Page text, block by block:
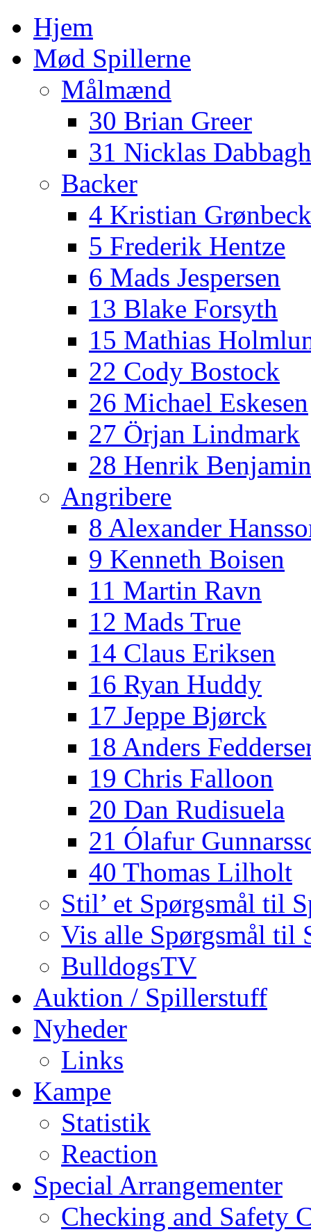
Hjem
Mød Spillerne
Målmænd
30 Brian Greer
31 Nicklas Dabbagh
Backer
4 Kristian
5 Frederik Hentze
6 Mads Jespersen
13 Blake Forsyth
15 Mathias
22 Cody Bostock
26 Michael Eskesen
27 Örjan Lindmark
28 Henrik
Angribere
8 Alexander
9 Kenneth Boisen
11 Martin Ravn
12 Mads True
14 Claus Eriksen
16 Ryan Huddy
17 Jeppe Bjørck
18 Anders
19 Chris Falloon
20 Dan Rudisuela
21 Ólafur
40 Thomas Lilholt
Stil’ et Spørgsmål til
Vis alle Spørgsmål til
BulldogsTV
Auktion / Spillerstuff
Nyheder
Links
Kampe
Statistik
Reaction
Special Arrangementer
Checking and Safety